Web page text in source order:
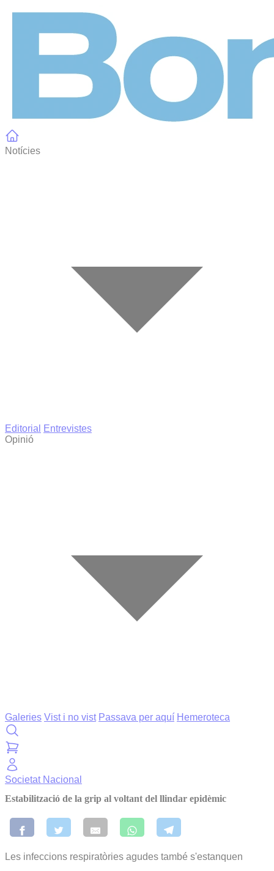
Notícies
Editorial
Entrevistes
Opinió
Galeries Vist i no vist Passava per aquí Hemeroteca
Societat Nacional
Estabilització de la grip al voltant del llindar epidèmic
Les infeccions respiratòries agudes també s'estanquen